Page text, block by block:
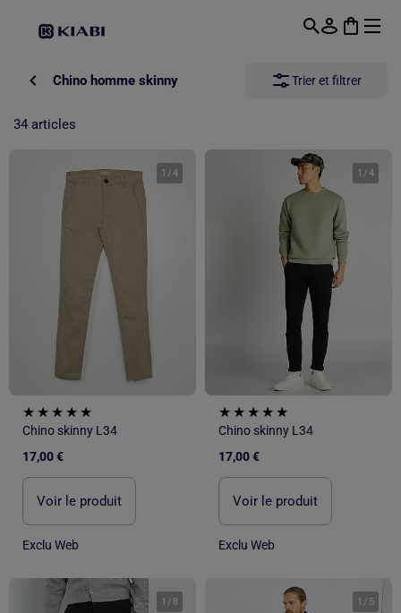
Chino homme skinny Trier et filtrer
34 articles
1 /4
Chino skinny L34
17,00 €
Voir le produit
Exclu Web
1 /4
Chino skinny L34
17,00 €
Voir le produit
Exclu Web
1 / 8 1 / 5